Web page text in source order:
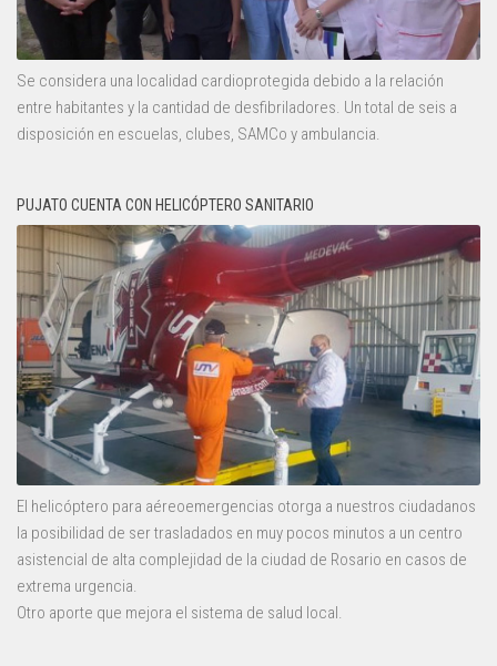
Se considera una localidad cardioprotegida debido a la relación
entre habitantes y la cantidad de desfibriladores. Un total de seis a
disposición en escuelas, clubes, SAMCo y ambulancia.
PUJATO CUENTA CON HELICÓPTERO SANITARIO
El helicóptero para aéreoemergencias otorga a nuestros ciudadanos
la posibilidad de ser trasladados en muy pocos minutos a un centro
asistencial de alta complejidad de la ciudad de Rosario en casos de
extrema urgencia.
Otro aporte que mejora el sistema de salud local.